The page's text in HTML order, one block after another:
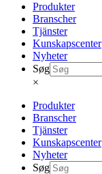
Produkter
Branscher
Tjänster
Kunskapscenter
Nyheter
Søg
×
Produkter
Branscher
Tjänster
Kunskapscenter
Nyheter
Søg